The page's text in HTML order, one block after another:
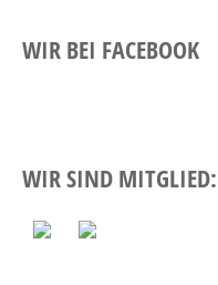
WIR BEI FACEBOOK
WIR SIND MITGLIED: